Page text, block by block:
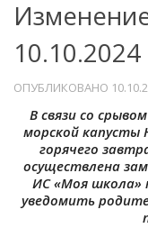
10.10.2024
ОПУБЛИКОВАНО
В связи со
морской капусты
горячего
осуществлена
ИС «Моя школа»
уведомить